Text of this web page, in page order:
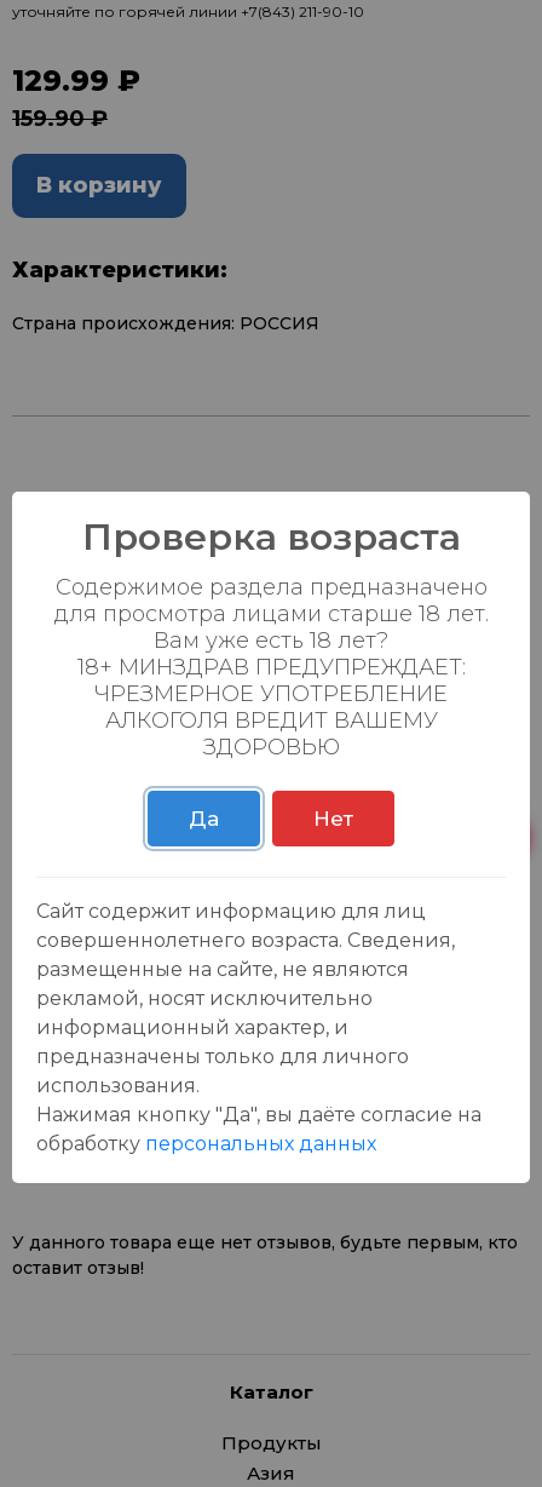
уточняйте по горячей линии +7(843) 211-90-10
129.99 ₽
159.90 ₽
В корзину
Характеристики:
Страна происхождения: РОССИЯ
Ваш город:
Батыршина 20Б
Пн-Вс с 08:00 до
23:00
0 шт.
Магистральная 22д
Пн-Вс с 08:00 до
23:00
Осиновская 2В,
Пн-Вс с 09:00 до
Пн-Вс с 09:00 до
Отзывы:
Оставить отзыв
У данного товара еще нет отзывов, будьте первым, кто
оставит отзыв!
Каталог
Продукты
Азия
Проверка возраста
Содержимое раздела предназначено
для просмотра лицами старше 18 лет.
Вам уже есть 18 лет?
18+ МИНЗДРАВ ПРЕДУПРЕЖДАЕТ:
ЧРЕЗМЕРНОЕ УПОТРЕБЛЕНИЕ
АЛКОГОЛЯ ВРЕДИТ ВАШЕМУ
ЗДОРОВЬЮ
Да Нет
Сайт содержит информацию для лиц
совершеннолетнего возраста. Сведения,
размещенные на сайте, не являются
рекламой, носят исключительно
информационный характер, и
предназначены только для личного
использования.
Нажимая кнопку "Да", вы даёте cогласие на
обработку персональных данных